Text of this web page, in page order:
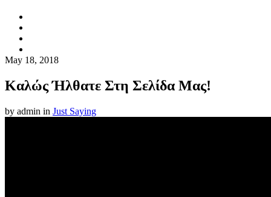
May 18, 2018
Καλώς Ήλθατε Στη Σελίδα Μας!
by admin in Just Saying